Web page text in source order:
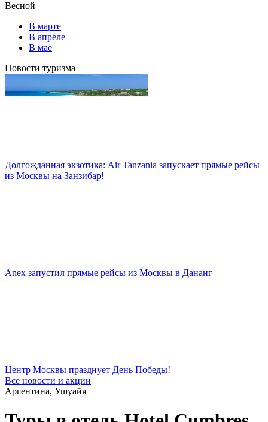
Весной
В марте
В апреле
В мае
Новости туризма
Долгожданная экзотика: Air Tanzania запускает прямые рейсы
из Москвы на Занзибар!
Anex запустил прямые рейсы из Москвы в Дананг
Центр Москвы празднует День Победы!
Все новости и акции
Аргентина, Ушуайя